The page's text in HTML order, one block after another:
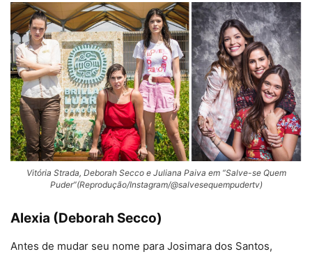
Vitória Strada, Deborah Secco e Juliana Paiva em “Salve-se Quem
Puder”(Reprodução/Instagram/@salvesequempudertv)
Alexia (Deborah Secco)
Antes de mudar seu nome para Josimara dos Santos,